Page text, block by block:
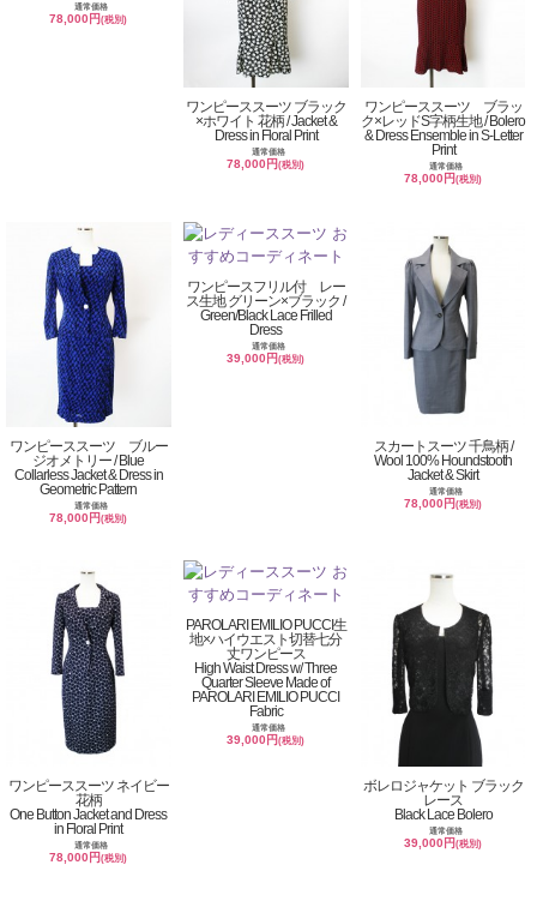
通常価格
78,000円(税別)
ワンピーススーツ ブラック
×ホワイト 花柄 / Jacket &
Dress in Floral Print
通常価格
78,000円(税別)
ワンピーススーツ ブラッ
ク×レッドS字柄生地 / Bolero
& Dress Ensemble in S-Letter
Print
通常価格
78,000円(税別)
ワンピーススーツ ブルー
ジオメトリー / Blue
Collarless Jacket & Dress in
Geometric Pattern
通常価格
78,000円(税別)
ワンピースフリル付 レー
ス生地 グリーン×ブラック /
Green/Black Lace Frilled
Dress
通常価格
39,000円(税別)
スカートスーツ 千鳥柄 /
Wool 100% Houndstooth
Jacket & Skirt
通常価格
78,000円(税別)
ワンピーススーツ ネイビー
花柄
One Button Jacket and Dress
in Floral Print
通常価格
78,000円(税別)
PAROLARI EMILIO PUCCI生
地×ハイウエスト切替七分
丈ワンピース
High Waist Dress w/ Three
Quarter Sleeve Made of
PAROLARI EMILIO PUCCI
Fabric
通常価格
39,000円(税別)
ボレロジャケット ブラック
レース
Black Lace Bolero
通常価格
39,000円(税別)